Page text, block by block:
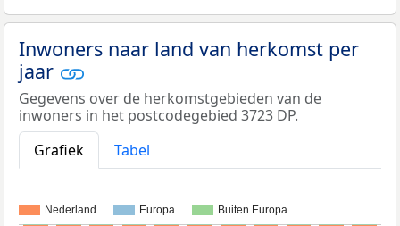
Inwoners naar land van herkomst per
jaar
Gegevens over de herkomstgebieden van de
inwoners in het postcodegebied 3723 DP.
Grafiek
Tabel
Nederland Europa Buiten Europa